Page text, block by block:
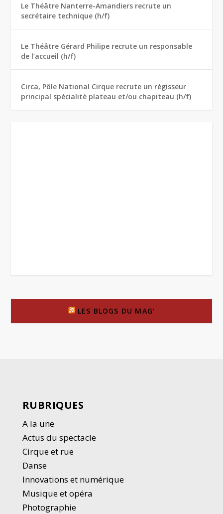
Le Théâtre Nanterre-Amandiers recrute un
secrétaire technique (h/f)
Le Théâtre Gérard Philipe recrute un responsable
de l’accueil (h/f)
Circa, Pôle National Cirque recrute un régisseur
principal spécialité plateau et/ou chapiteau (h/f)
LES BLOGS DU MAG’
RUBRIQUES
A la une
Actus du spectacle
Cirque et rue
Danse
Innovations et numérique
Musique et opéra
Photographie